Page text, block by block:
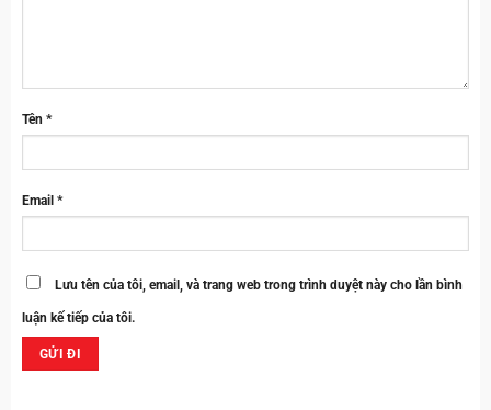
Tên *
Email *
Lưu tên của tôi, email, và trang web trong trình duyệt này cho lần bình
luận kế tiếp của tôi.